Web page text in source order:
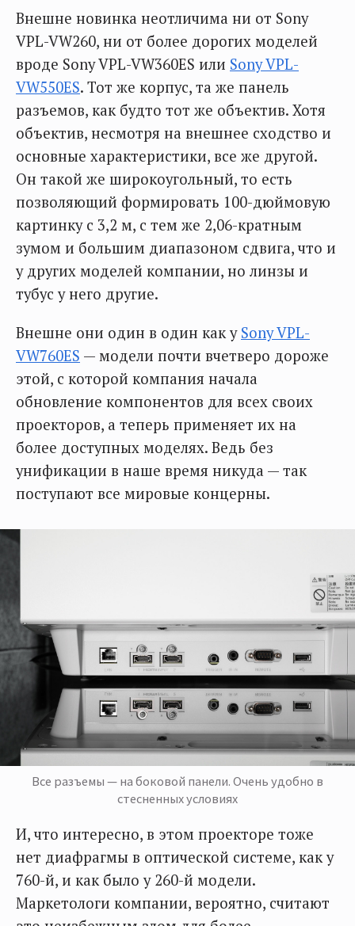
Внешне новинка неотличима ни от Sony
VPL-VW260, ни от более дорогих моделей
вроде Sony VPL-VW360ES или Sony VPL-
VW550ES. Тот же корпус, та же панель
разъемов, как будто тот же объектив. Хотя
объектив, несмотря на внешнее сходство и
основные характеристики, все же другой.
Он такой же широкоугольный, то есть
позволяющий формировать 100-дюймовую
картинку с 3,2 м, с тем же 2,06-кратным
зумом и большим диапазоном сдвига, что и
у других моделей компании, но линзы и
тубус у него другие.
Внешне они один в один как у Sony VPL-
VW760ES — модели почти вчетверо дороже
этой, с которой компания начала
обновление компонентов для всех своих
проекторов, а теперь применяет их на
более доступных моделях. Ведь без
унификации в наше время никуда — так
поступают все мировые концерны.
Все разъемы — на боковой панели. Очень удобно в
стесненных условиях
И, что интересно, в этом проекторе тоже
нет диафрагмы в оптической системе, как у
760-й, и как было у 260-й модели.
Маркетологи компании, вероятно, считают